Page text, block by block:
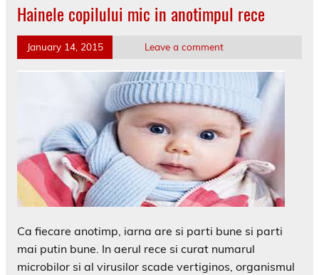
Hainele copilului mic in anotimpul rece
January 14, 2015 Leave a comment
Ca fiecare anotimp, iarna are si parti bune si parti
mai putin bune. In aerul rece si curat numarul
microbilor si al virusilor scade vertiginos, organismul